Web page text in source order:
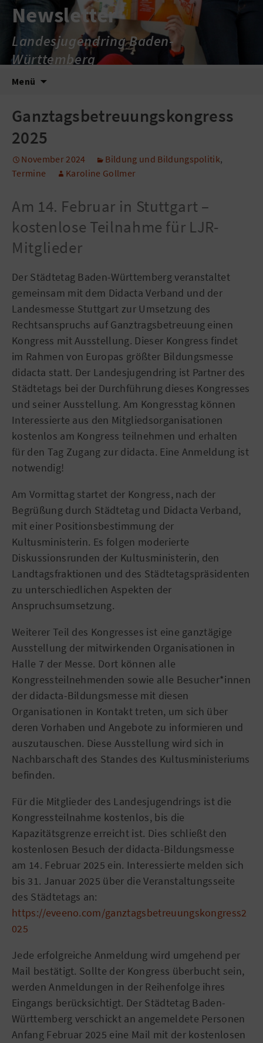
Newsletter
Landesjugendring Baden-
Württemberg
Menü
springen
Ganztagsbetreuungskongress
2025
November 2024 Bildung und Bildungspolitik,
Termine
Karoline Gollmer
Am 14. Februar in Stuttgart –
kostenlose Teilnahme für LJR-
Mitglieder
Der Städtetag Baden-Württemberg veranstaltet
gemeinsam mit dem Didacta Verband und der
Landesmesse Stuttgart zur Umsetzung des
Rechtsanspruchs auf Ganztragsbetreuung einen
Kongress mit Ausstellung. Dieser Kongress findet
im Rahmen von Europas größter Bildungsmesse
didacta statt. Der Landesjugendring ist Partner des
Städtetags bei der Durchführung dieses Kongresses
und seiner Ausstellung. Am Kongresstag können
Interessierte aus den Mitgliedsorganisationen
kostenlos am Kongress teilnehmen und erhalten
für den Tag Zugang zur didacta. Eine Anmeldung ist
notwendig!
Am Vormittag startet der Kongress, nach der
Begrüßung durch Städtetag und Didacta Verband,
mit einer Positionsbestimmung der
Kultusministerin. Es folgen moderierte
Diskussionsrunden der Kultusministerin, den
Landtagsfraktionen und des Städtetagspräsidenten
zu unterschiedlichen Aspekten der
Anspruchsumsetzung.
Weiterer Teil des Kongresses ist eine ganztägige
Ausstellung der mitwirkenden Organisationen in
Halle 7 der Messe. Dort können alle
Kongressteilnehmenden sowie alle Besucher*innen
der didacta-Bildungsmesse mit diesen
Organisationen in Kontakt treten, um sich über
deren Vorhaben und Angebote zu informieren und
auszutauschen. Diese Ausstellung wird sich in
Nachbarschaft des Standes des Kultusministeriums
befinden.
Für die Mitglieder des Landesjugendrings ist die
Kongressteilnahme kostenlos, bis die
Kapazitätsgrenze erreicht ist. Dies schließt den
kostenlosen Besuch der didacta-Bildungsmesse
am 14. Februar 2025 ein. Interessierte melden sich
bis 31. Januar 2025 über die Veranstaltungsseite
des Städtetags an:
https://eveeno.com/ganztagsbetreuungskongress2
025
Jede erfolgreiche Anmeldung wird umgehend per
Mail bestätigt. Sollte der Kongress überbucht sein,
werden Anmeldungen in der Reihenfolge ihres
Eingangs berücksichtigt. Der Städtetag Baden-
Württemberg verschickt an angemeldete Personen
Anfang Februar 2025 eine Mail mit der kostenlosen